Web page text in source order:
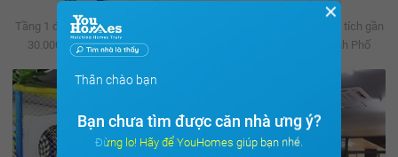
Tầng 1 đến tầng 6: Trung tâm thương mại PARKSON với tổng diện tích gần
30.000m2, là TTTM quốc tế đầu tiên ở khu vực phía Đông Thành Phố
✕
Thân chào bạn
Bạn chưa tìm được căn nhà ưng ý?
Đừng lo! Hãy để YouHomes giúp bạn nhé.